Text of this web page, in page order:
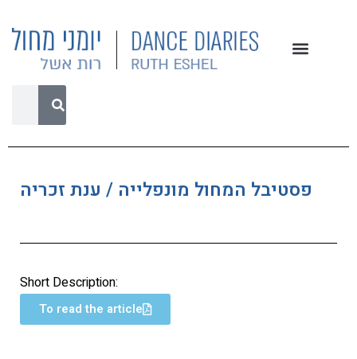
פסטיבל המחול מונפלייה / ענת זכריה
Short Description:
To read the article